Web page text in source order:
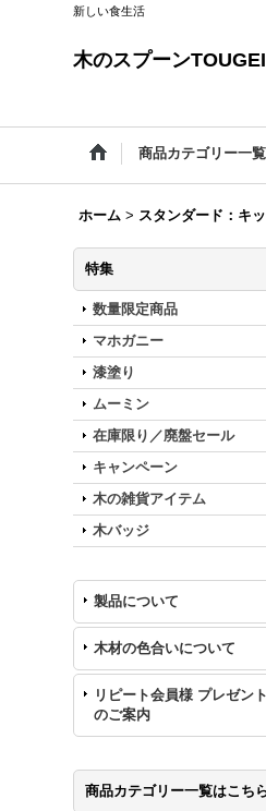
新しい食生活
木のスプーンTOUGEI
商品カテゴリー一
ホーム > スタンダード：キ
特集
数量限定商品
マホガニー
漆塗り
ムーミン
在庫限り／廃盤セール
キャンペーン
木の雑貨アイテム
木バッジ
製品について
木材の色合いについて
リピート会員様 プレゼント
のご案内
商品カテゴリー一覧はこち